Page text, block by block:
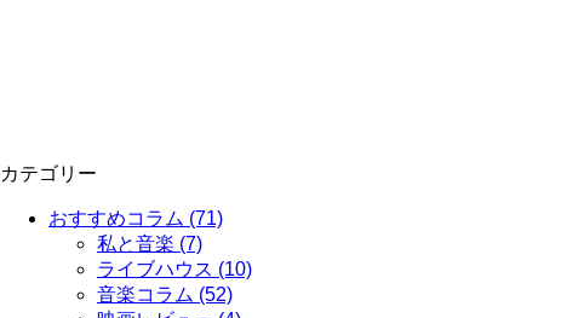
カテゴリー
おすすめコラム (71)
私と音楽 (7)
ライブハウス (10)
音楽コラム (52)